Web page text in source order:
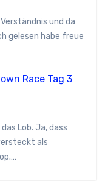
und da
gelesen habe freue
Race Tag 3
Lob. Ja, dass
als